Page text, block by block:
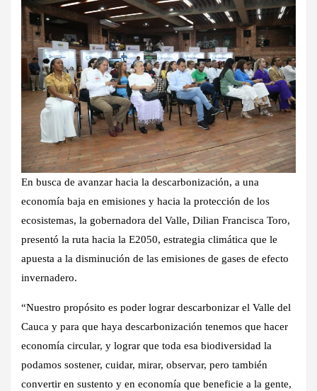
En busca de avanzar hacia la descarbonización, a una
economía baja en emisiones y hacia la protección de los
ecosistemas, la gobernadora del Valle, Dilian Francisca Toro,
presentó la ruta hacia la E2050, estrategia climática que le
apuesta a la disminución de las emisiones de gases de efecto
invernadero.
“Nuestro propósito es poder lograr descarbonizar el Valle del
Cauca y para que haya descarbonización tenemos que hacer
economía circular, y lograr que toda esa biodiversidad la
podamos sostener, cuidar, mirar, observar, pero también
convertir en sustento y en economía que beneficie a la gente,